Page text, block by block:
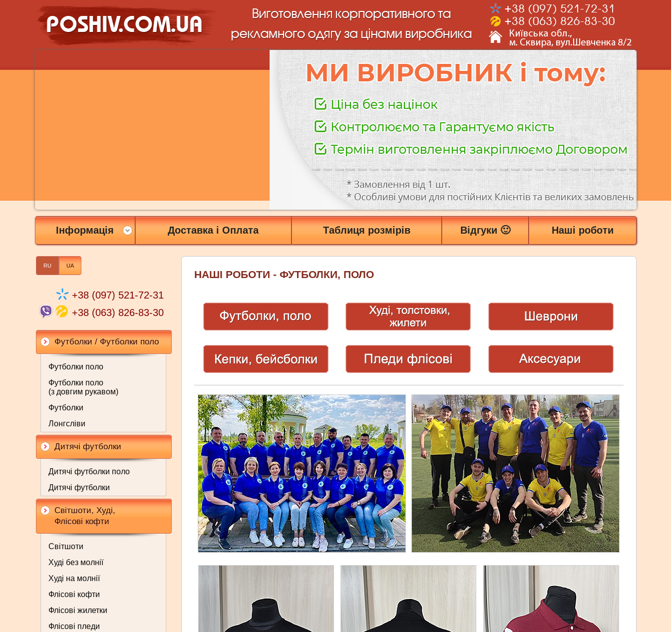
Інформація Доставка і Оплата Таблиця розмірів Відгуки 🙂 Наші роботи
RU UA
+38 (097) 521-72-31
+38 (063) 826-83-30
Футболки / Футболки поло
Футболки поло
Футболки поло
(з довгим рукавом)
Футболки
Лонгсліви
Дитячі футболки
Дитячі футболки поло
Дитячі футболки
Світшоти, Худі,
Флісові кофти
Світшоти
Худі без молнії
Худі на молнії
Флісові кофти
Флісові жилетки
Флісові пледи
НАШІ РОБОТИ - ФУТБОЛКИ, ПОЛО